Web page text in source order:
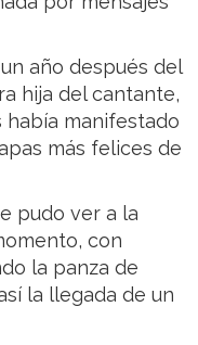
año después del
hija del cantante,
manifestado
más felices de
pudo ver a la
con
la panza de
la llegada de un